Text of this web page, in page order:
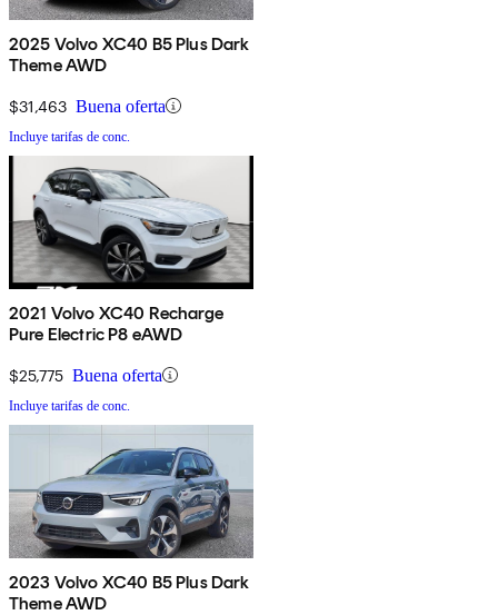
2025 Volvo XC40 B5 Plus Dark
Theme AWD
$31,463 Buena oferta
Incluye tarifas de conc.
2021 Volvo XC40 Recharge
Pure Electric P8 eAWD
$25,775 Buena oferta
Incluye tarifas de conc.
2023 Volvo XC40 B5 Plus Dark
Theme AWD